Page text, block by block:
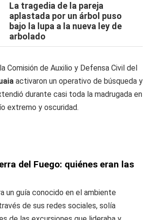
La tragedia de la pareja
aplastada por un árbol puso
bajo la lupa a la nueva ley de
arbolado
Comisión de Auxilio y Defensa Civil del
activaron un operativo de búsqueda y
durante casi toda la madrugada en
extremo y oscuridad.
del Fuego: quiénes eran las
un guía conocido en el ambiente
de sus redes sociales, solía